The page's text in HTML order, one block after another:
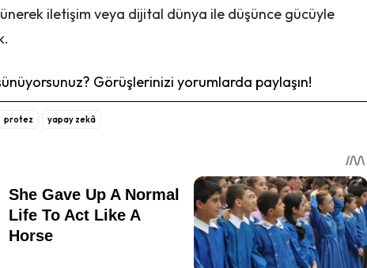
iletişim veya dijital dünya ile düşünce gücüyle
Görüşlerinizi yorumlarda paylaşın!
protez yapay zekâ